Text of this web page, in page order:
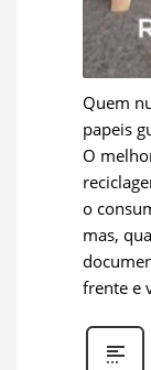
Quem
papeis
O
o
mas,
frente e